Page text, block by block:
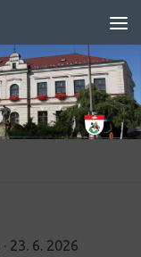
· 23. 6. 2026